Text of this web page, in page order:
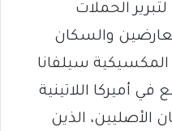
الحملات
والسكان
سيلفانا
أميركا اللاتينية
الأصليين، الذين